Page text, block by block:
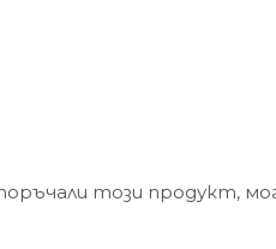
този продукт,